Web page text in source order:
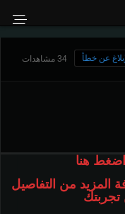
34 مشاهدات عن خطأ
اضغط هنا
المزيد من التفاصيل